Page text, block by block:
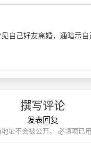
自己好友离婚，通暗示
撰写评论
发表回复
址不会被公开。 必填项已用